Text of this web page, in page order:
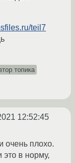
teil7
топика
12:52:45
очень плохо.
в норму,